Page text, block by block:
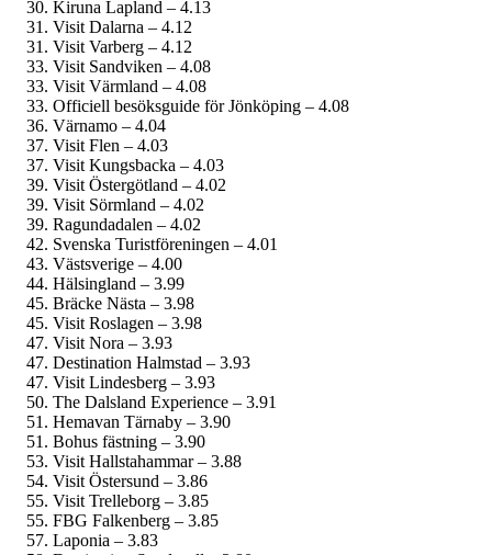
Kiruna Lapland – 4.13
Visit Dalarna – 4.12
Visit Varberg – 4.12
Visit Sandviken – 4.08
Visit Värmland – 4.08
Officiell besöksguide för Jönköping – 4.08
Värnamo – 4.04
Visit Flen – 4.03
Visit Kungsbacka – 4.03
Visit Östergötland – 4.02
Visit Sörmland – 4.02
Ragundadalen – 4.02
Svenska Turistföreningen – 4.01
Västsverige – 4.00
Hälsingland – 3.99
Bräcke Nästa – 3.98
Visit Roslagen – 3.98
Visit Nora – 3.93
Destination Halmstad – 3.93
Visit Lindesberg – 3.93
The Dalsland Experience – 3.91
Hemavan Tärnaby – 3.90
Bohus fästning – 3.90
Visit Hallstahammar – 3.88
Visit Östersund – 3.86
Visit Trelleborg – 3.85
FBG Falkenberg – 3.85
Laponia – 3.83